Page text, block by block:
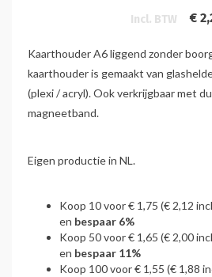
Incl. BTW €
Kaarthouder A6 liggend zonder
kaarthouder is gemaakt van
(plexi / acryl). Ook verkrijgbaar met
magneetband.
Eigen productie in NL.
Koop 10 voor€ 1,75 (€ 2,12
en bespaar 6%
Koop 50 voor€ 1,65 (€ 2,00
en bespaar 11%
Koop 100 voor€ 1,55 (€ 1,88